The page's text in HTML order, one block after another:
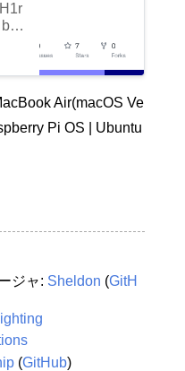
Air(macOS Ve
Pi OS | Ubuntu
ジャ: Sheldon (GitH
(GitHub)